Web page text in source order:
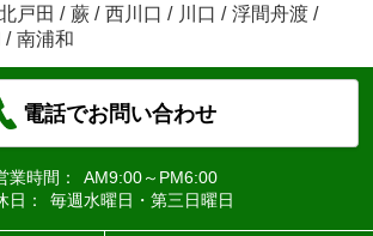
戸田 / 蕨 / 西川口 / 川口 / 浮間舟渡 /
/ 南浦和
電話でお問い合わせ
業時間：
AM9:00～PM6:00
日：
毎週水曜日・第三日曜日